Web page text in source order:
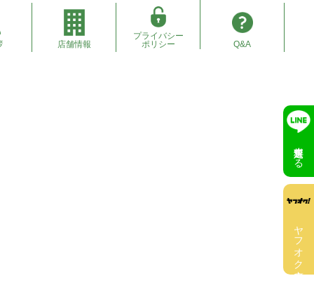
店舗情報
プライバシー
ポリシー
Q&A
無料査定する
ヤフオク出店中